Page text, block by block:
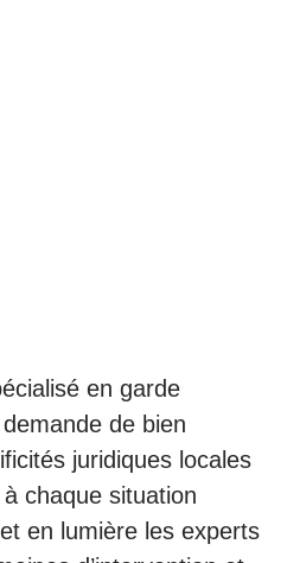
en garde
de bien
juridiques locales
chaque situation
en lumière les experts